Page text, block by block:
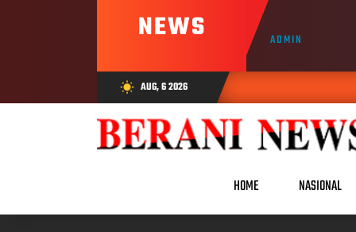
NEWS ADMIN
wb_sunny AUG, 6 2026
HOME NASIONAL